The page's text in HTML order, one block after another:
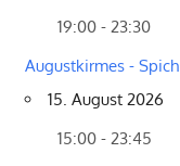
19:00 - 23:30
Augustkirmes - Spich
15. August 2026
15:00 - 23:45